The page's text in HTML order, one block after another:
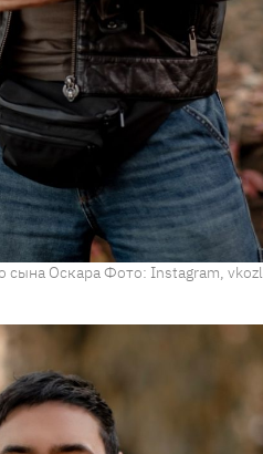
сына Оскара Фото: Instagram,